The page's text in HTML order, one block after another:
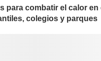
para combatir el calor en
colegios y parques